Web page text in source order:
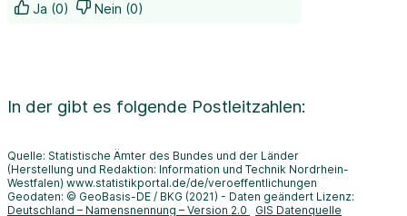
Ja (0) Nein (0)
In der gibt es folgende Postleitzahlen:
Quelle: Statistische Ämter des Bundes und der Länder
(Herstellung und Redaktion: Information und Technik Nordrhein-
Westfalen) www.statistikportal.de/de/veroeffentlichungen
Geodaten: © GeoBasis-DE / BKG (2021) - Daten geändert Lizenz:
Deutschland – Namensnennung – Version 2.0
GIS Datenquelle